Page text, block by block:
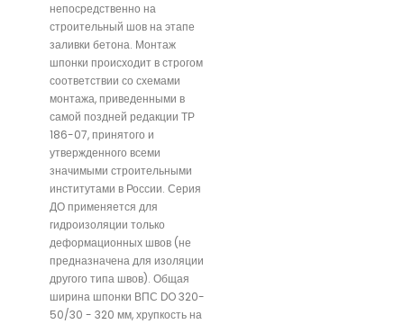
непосредственно на
строительный шов на этапе
заливки бетона. Монтаж
шпонки происходит в строгом
соответствии со схемами
монтажа, приведенными в
самой поздней редакции ТР
186-07, принятого и
утвержденного всеми
значимыми строительными
институтами в России. Серия
ДО применяется для
гидроизоляции только
деформационных швов (не
предназначена для изоляции
другого типа швов). Общая
ширина шпонки ВПС DO 320-
50/30 - 320 мм, хрупкость на